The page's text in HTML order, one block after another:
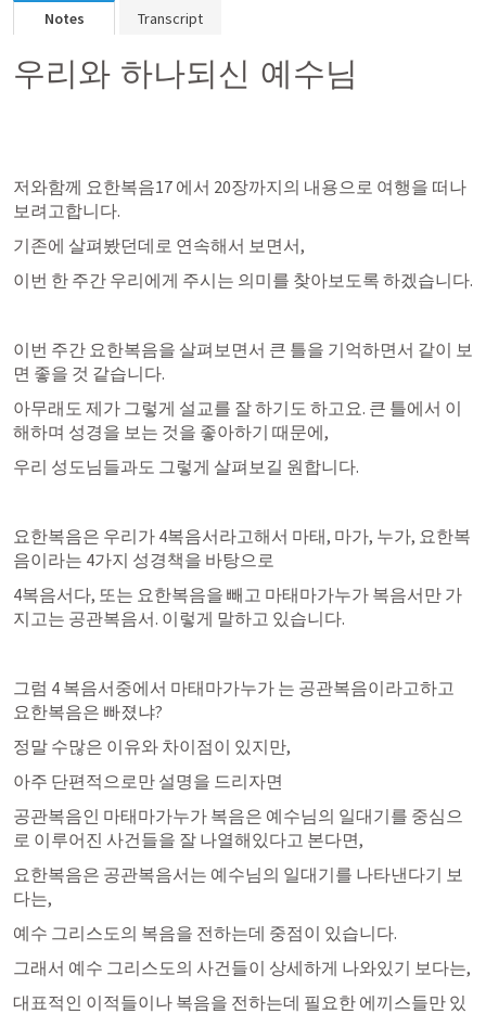
Notes Transcript
우리와 하나되신 예수님
저와함께 요한복음17 에서 20장까지의 내용으로 여행을 떠나
보려고합니다.
기존에 살펴봤던데로 연속해서 보면서,
이번 한 주간 우리에게 주시는 의미를 찾아보도록 하겠습니다.
이번 주간 요한복음을 살펴보면서 큰 틀을 기억하면서 같이 보
면 좋을 것 같습니다.
아무래도 제가 그렇게 설교를 잘 하기도 하고요. 큰 틀에서 이
해하며 성경을 보는 것을 좋아하기 때문에,
우리 성도님들과도 그렇게 살펴보길 원합니다.
요한복음은 우리가 4복음서라고해서 마태, 마가, 누가, 요한복
음이라는 4가지 성경책을 바탕으로
4복음서다, 또는 요한복음을 빼고 마태마가누가 복음서만 가
지고는 공관복음서. 이렇게 말하고 있습니다.
그럼 4 복음서중에서 마태마가누가 는 공관복음이라고하고
요한복음은 빠졌냐?
정말 수많은 이유와 차이점이 있지만,
아주 단편적으로만 설명을 드리자면
공관복음인 마태마가누가 복음은 예수님의 일대기를 중심으
로 이루어진 사건들을 잘 나열해있다고 본다면,
요한복음은 공관복음서는 예수님의 일대기를 나타낸다기 보
다는,
예수 그리스도의 복음을 전하는데 중점이 있습니다.
그래서 예수 그리스도의 사건들이 상세하게 나와있기 보다는,
대표적인 이적들이나 복음을 전하는데 필요한 에끼스들만 있